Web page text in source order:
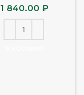
1 840.00 ₽